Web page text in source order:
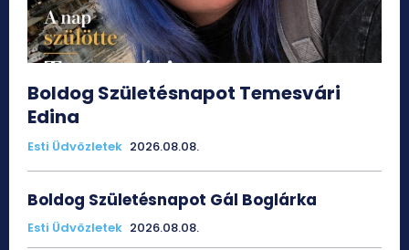
Boldog Születésnapot Temesvári
Edina
Esti Üdvözletek 2026.08.08.
Boldog Születésnapot Gál Boglárka
Esti Üdvözletek 2026.08.08.